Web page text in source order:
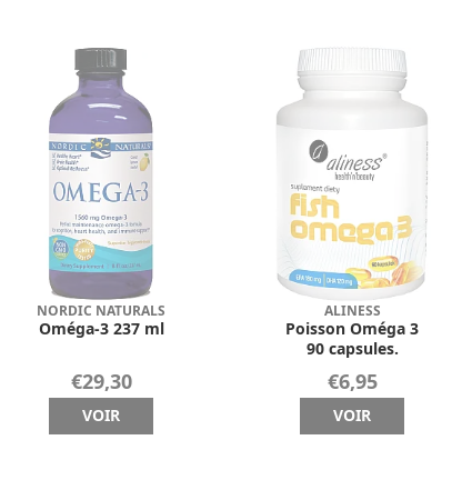
NORDIC NATURALS
Oméga-3 237 ml
€29,30
VOIR
ALINESS
Poisson Oméga 3
90 capsules.
€6,95
VOIR